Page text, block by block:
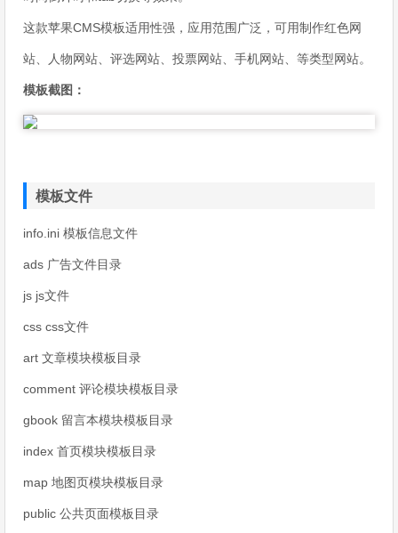
这款苹果CMS模板适用性强，应用范围广泛，可用制作红色网
站、人物网站、评选网站、投票网站、手机网站、等类型网站。
模板截图：
模板文件
info.ini 模板信息文件
ads 广告文件目录
js js文件
css css文件
art 文章模块模板目录
comment 评论模块模板目录
gbook 留言本模块模板目录
index 首页模块模板目录
map 地图页模块模板目录
public 公共页面模板目录